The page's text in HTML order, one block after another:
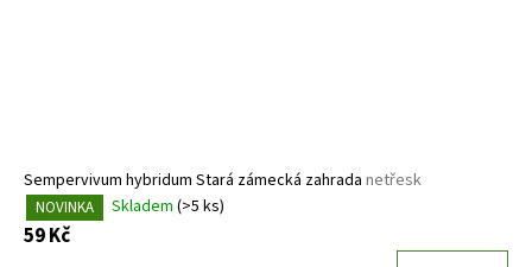
Sempervivum hybridum Stará zámecká zahrada netřesk
NOVINKA Skladem (>5 ks)
59 Kč